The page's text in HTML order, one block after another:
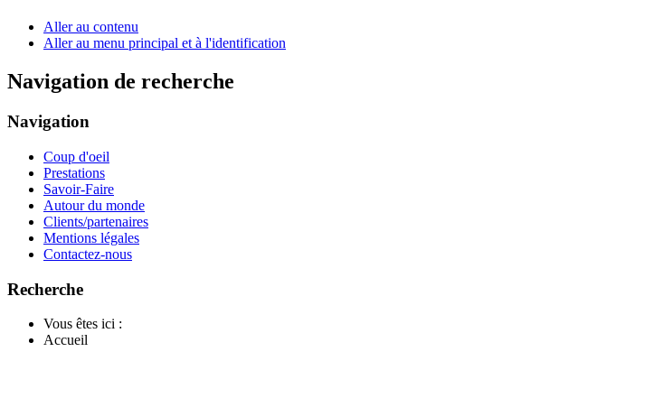
Aller au contenu
Aller au menu principal et à l'identification
Navigation de recherche
Navigation
Coup d'oeil
Prestations
Savoir-Faire
Autour du monde
Clients/partenaires
Mentions légales
Contactez-nous
Recherche
Vous êtes ici :
Accueil